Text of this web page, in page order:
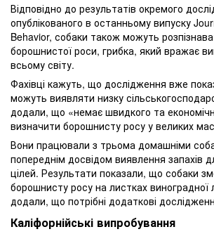
Відповідно до результатів окремого
опублікованого в останньому випуску
Behavior, собаки також можуть
борошнистої роси, грибка, який вражає
всьому світу.
Фахівці кажуть, що дослідження вже
можуть виявляти низку
додали, що «немає швидкого та
визначити борошнисту росу у великих
Вони працювали з трьома домашніми
попереднім досвідом виявлення запахів
цілей. Результати показали, що собаки
борошнисту росу на листках виноградної
додали, що потрібні додаткові
Каліфорнійські випробування